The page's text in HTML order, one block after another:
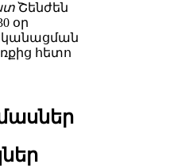
Շենժեն
օր
հետո